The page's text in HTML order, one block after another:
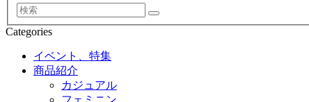
検
索
Categories
イベント、特集
商品紹介
カジュアル